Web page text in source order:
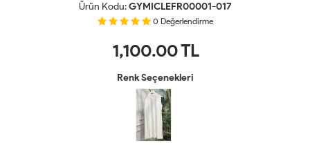
Ürün Kodu:GYMICLEFR00001-017
0 Değerlendirme
1,100.00TL
Renk Seçenekleri